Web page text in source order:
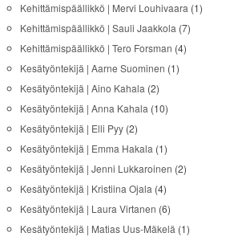
Kehittämispäällikkö | Mervi Louhivaara (1)
Kehittämispäällikkö | Sauli Jaakkola (7)
Kehittämispäällikkö | Tero Forsman (4)
Kesätyöntekijä | Aarne Suominen (1)
Kesätyöntekijä | Aino Kahala (2)
Kesätyöntekijä | Anna Kahala (10)
Kesätyöntekijä | Elli Pyy(2)
Kesätyöntekijä | Emma Hakala (1)
Kesätyöntekijä | Jenni Lukkaroinen (2)
Kesätyöntekijä | Kristiina Ojala (4)
Kesätyöntekijä | Laura Virtanen (6)
Kesätyöntekijä | Matias Uus-Mäkelä (1)